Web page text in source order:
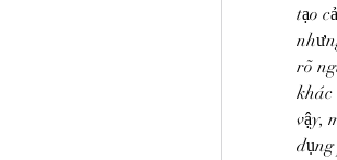
tạo
rõ
khác
vậy,